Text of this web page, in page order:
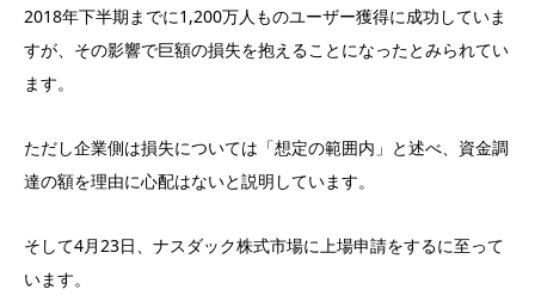
2018年下半期までに1,200万人ものユーザー獲得に成功していま
すが、その影響で巨額の損失を抱えることになったとみられてい
ます。
ただし企業側は損失については「想定の範囲内」と述べ、資金調
達の額を理由に心配はないと説明しています。
そして4月23日、ナスダック株式市場に上場申請をするに至って
います。